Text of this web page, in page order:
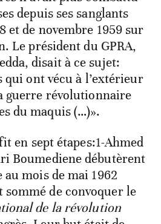
depuis ses sanglants
et de novembre 1959 sur
Le président du GPRA,
disait à ce sujet:
ont vécu à l’extérieur
guerre révolutionnaire
du maquis (…)».
en sept étapes:1-Ahmed
Boumediene débutèrent
mois de mai 1962
sommé de convoquer le
de la révolution